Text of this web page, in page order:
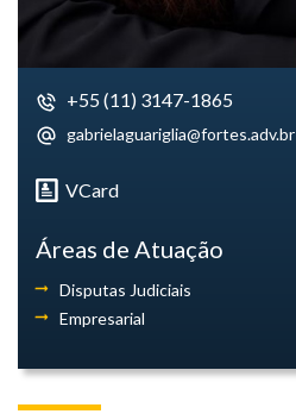
+55 (11) 3147-1865
gabrielaguariglia@fortes.adv.br
VCard
Áreas de Atuação
Disputas Judiciais
Empresarial